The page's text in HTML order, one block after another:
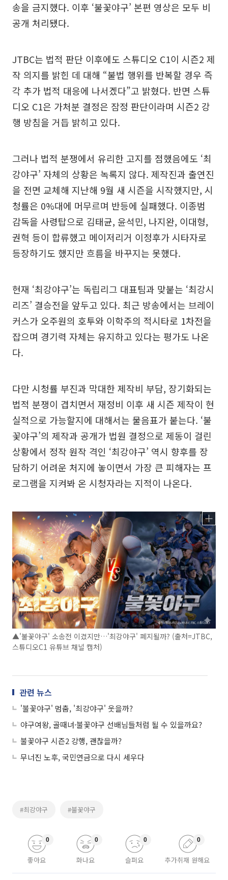
송을 금지했다. 이후 ‘불꽃야구’ 본편 영상은 모두 비
공개 처리됐다.
JTBC는 법적 판단 이후에도 스튜디오 C1이 시즌2 제
작 의지를 밝힌 데 대해 “불법 행위를 반복할 경우 즉
각 추가 법적 대응에 나서겠다”고 밝혔다. 반면 스튜
디오 C1은 가처분 결정은 잠정 판단이라며 시즌2 강
행 방침을 거듭 밝히고 있다.
그러나 법적 분쟁에서 유리한 고지를 점했음에도 ‘최
강야구’ 자체의 상황은 녹록지 않다. 제작진과 출연진
을 전면 교체해 지난해 9월 새 시즌을 시작했지만, 시
청률은 0%대에 머무르며 반등에 실패했다. 이종범
감독을 사령탑으로 김태균, 윤석민, 나지완, 이대형,
권혁 등이 합류했고 메이저리거 이정후가 시타자로
등장하기도 했지만 흐름을 바꾸지는 못했다.
현재 ‘최강야구’는 독립리그 대표팀과 맞붙는 ‘최강시
리즈’ 결승전을 앞두고 있다. 최근 방송에서는 브레이
커스가 오주원의 호투와 이학주의 적시타로 1차전을
잡으며 경기력 자체는 유지하고 있다는 평가도 나온
다.
다만 시청률 부진과 막대한 제작비 부담, 장기화되는
법적 분쟁이 겹치면서 재정비 이후 새 시즌 제작이 현
실적으로 가능할지에 대해서는 물음표가 붙는다. ‘불
꽃야구’의 제작과 공개가 법원 결정으로 제동이 걸린
상황에서 정작 원작 격인 ‘최강야구’ 역시 향후를 장
담하기 어려운 처지에 놓이면서 가장 큰 피해자는 프
로그램을 지켜봐 온 시청자라는 지적이 나온다.
▲'불꽃야구' 소송전 이겼지만…'최강야구' 폐지될까? (출처=JTBC,
스튜디오C1 유튜브 채널 캡처)
관련 뉴스
'불꽃야구' 멈춤, '최강야구' 웃을까?
야구여왕, 골때녀·불꽃야구 선배님들처럼 될 수 있을까요?
불꽃야구 시즌2 강행, 괜찮을까?
무너진 노후, 국민연금으로 다시 세우다
#최강야구 #불꽃야구
좋아요
0
화나요
0
슬퍼요
0
추가취재 원해요
0